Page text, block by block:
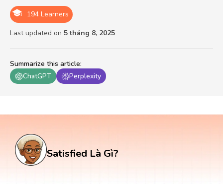
Summarize this article:
ChatGPT
Perplexity
194 Learners
Last updated on 5 tháng 8, 2025
Satisfied Là Gì?